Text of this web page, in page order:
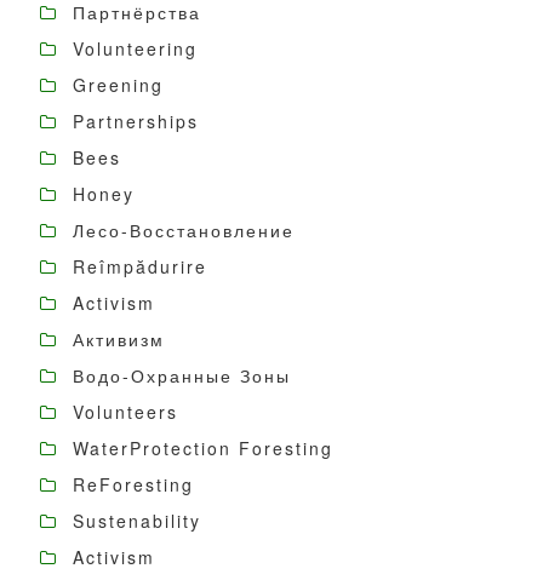
Партнёрства
Volunteering
Greening
Partnerships
Bees
Honey
Лесо-Восстановление
Reîmpădurire
Activism
Активизм
Водо-Охранные Зоны
Volunteers
WaterProtection Foresting
ReForesting
Sustenability
Activism